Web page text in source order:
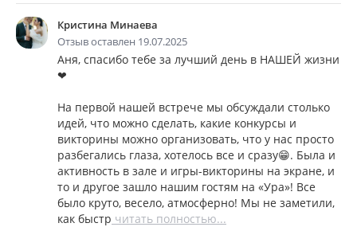
Кристина Минаева
Отзыв оставлен 19.07.2025
Аня, спасибо тебе за лучший день в НАШЕЙ жизни
❤
На первой нашей встрече мы обсуждали столько
идей, что можно сделать, какие конкурсы и
викторины можно организовать, что у нас просто
разбегались глаза, хотелось все и сразу😁. Была и
активность в зале и игры-викторины на экране, и
то и другое зашло нашим гостям на «Ура»! Все
было круто, весело, атмосферно! Мы не заметили,
как быстр читать полностью...